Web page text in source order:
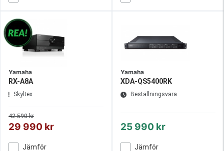
Yamaha
RX-A8A
Skyltex
42 590 kr
29 990 kr
Jämför
Yamaha
XDA-QS5400RK
Beställningsvara
25 990 kr
Jämför